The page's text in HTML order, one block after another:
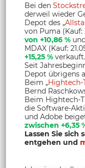
Bei den
derweil wieder
Depot des „
von Puma (Kauf:
von +10,86 %
MDAX (Kauf:
+15,25 % verkauft.
Seit
Depot übrigens
Beim „Hightech-
Bernd
Beim Hightech-
die Software-
und Adobe
zwischen +6,35
Lassen Sie sich
entgehen und